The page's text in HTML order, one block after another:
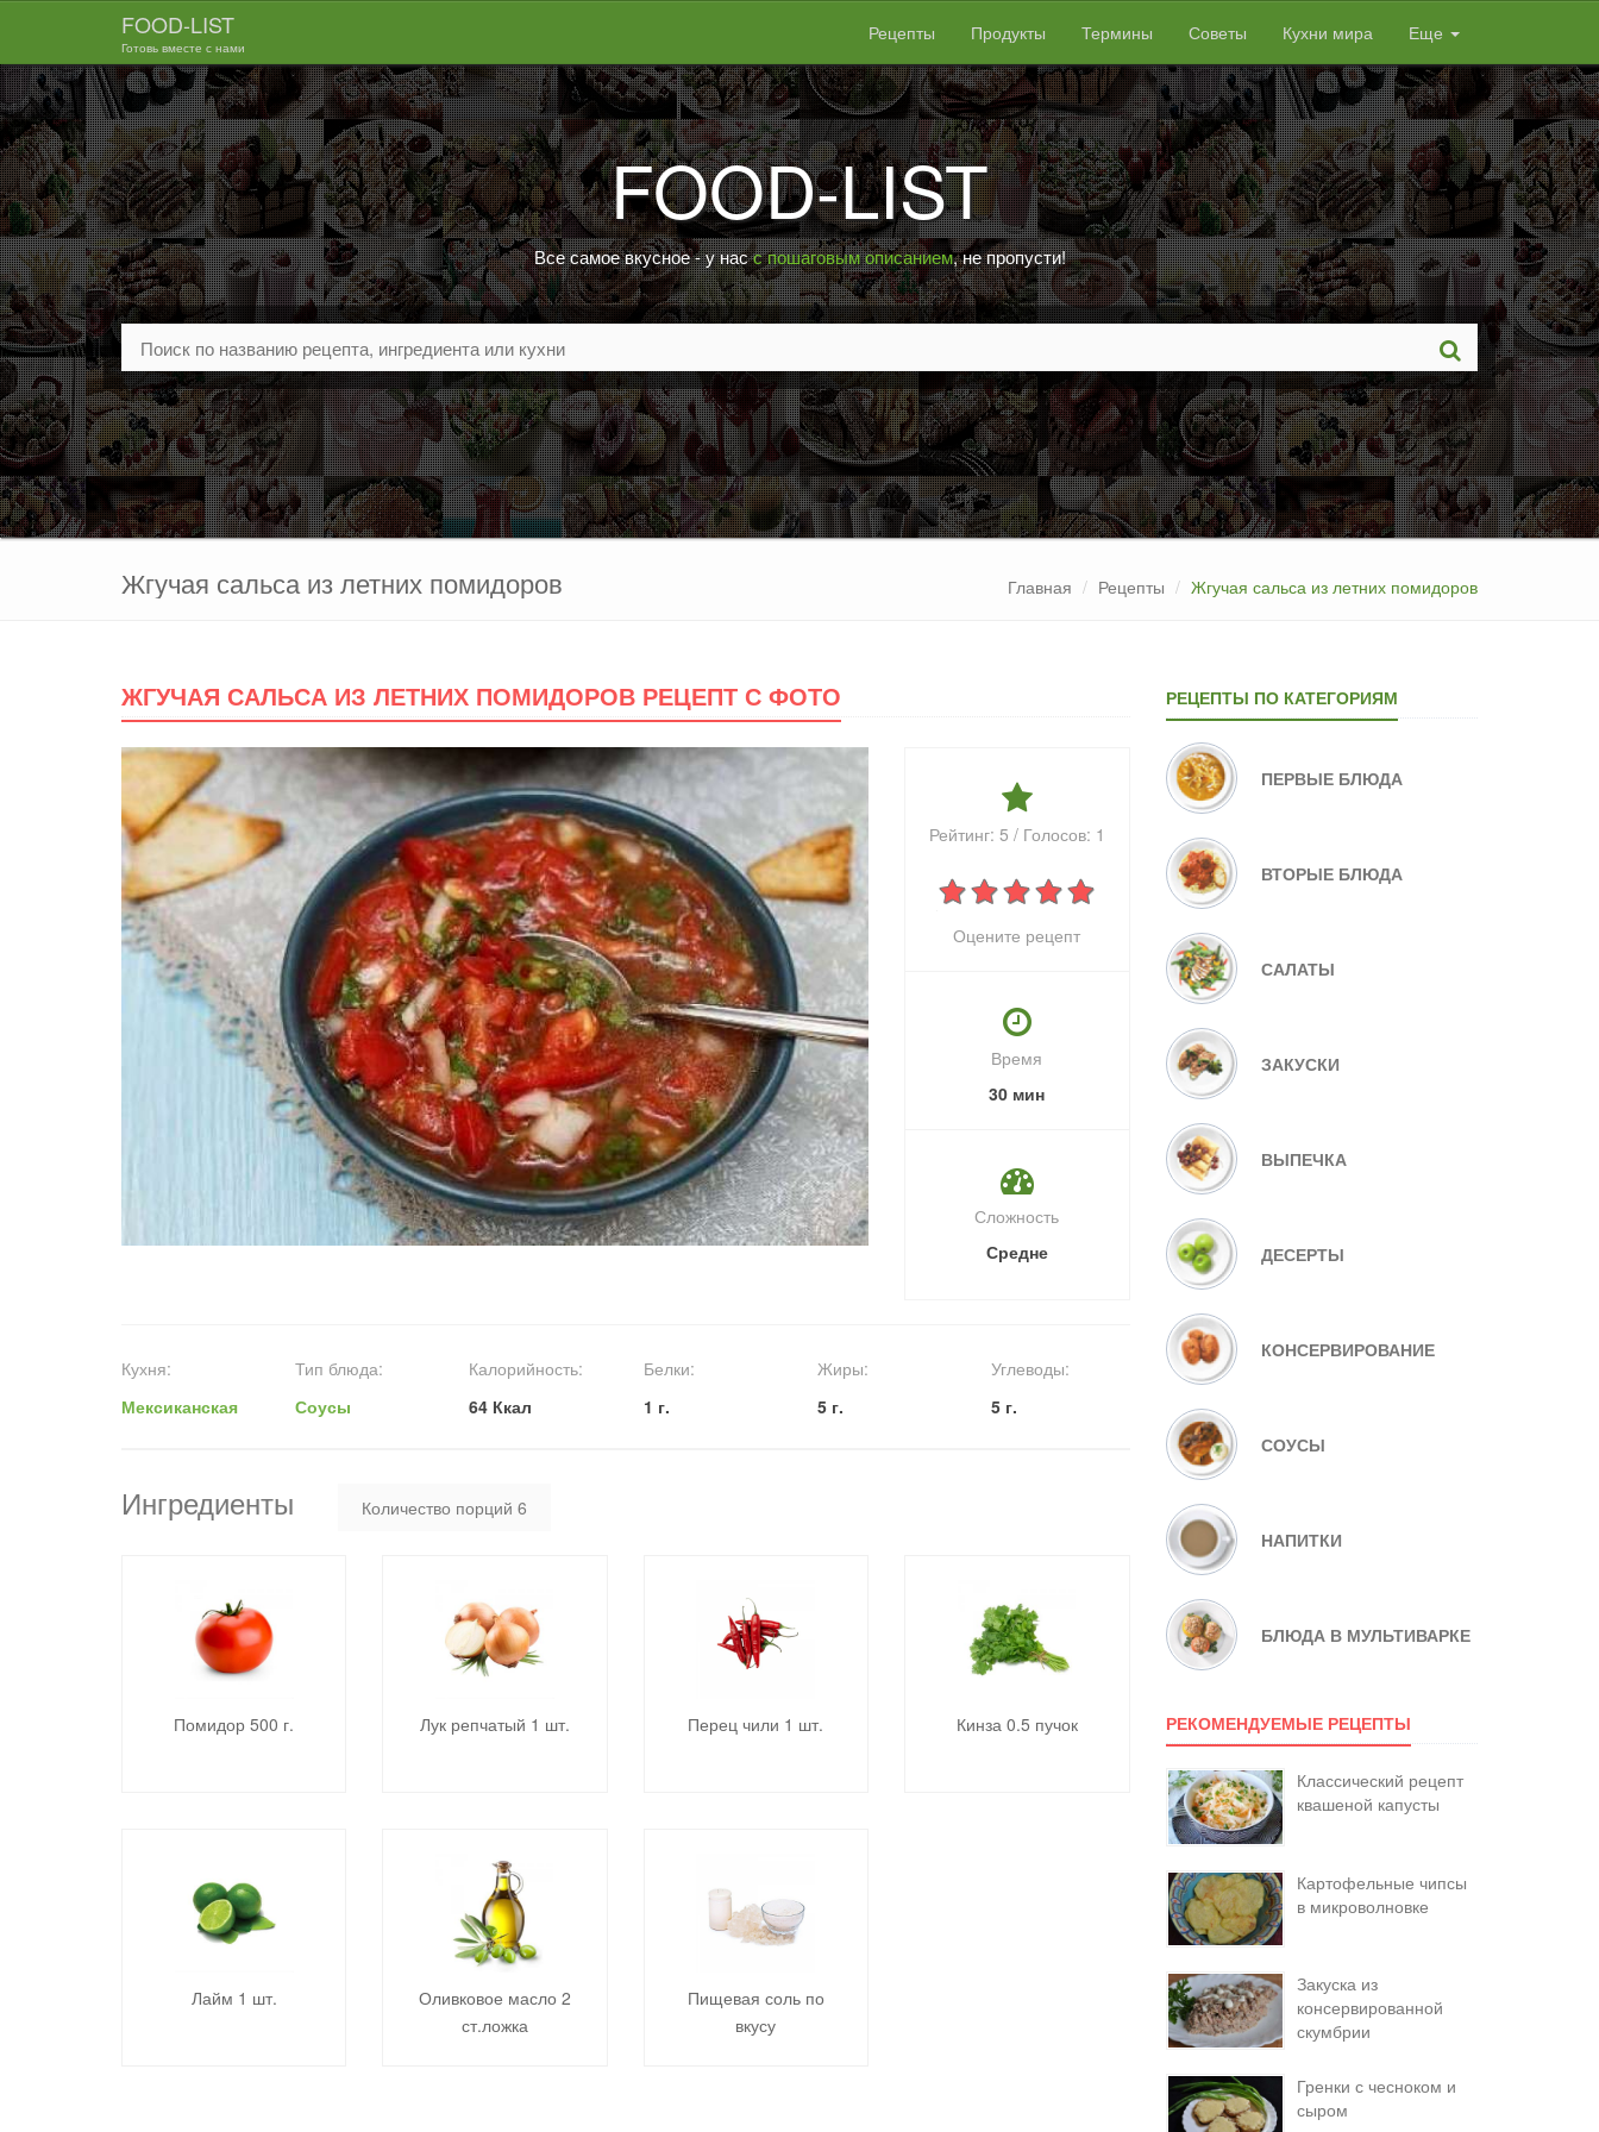
FOOD-LIST
Готовь вместе с нами
Рецепты Продукты Термины Советы Кухни мира Еще
FOOD-LIST
Все самое вкусное - у насс пошаговым описанием, не пропусти!
Жгучая сальса из летних помидоров Главная Рецепты Жгучая сальса из летних помидоров
ЖГУЧАЯ САЛЬСА ИЗ ЛЕТНИХ ПОМИДОРОВ РЕЦЕПТ С ФОТО
Рейтинг: 5 / Голосов: 1
Оцените рецепт
Время
30 мин
Сложность
Средне
Кухня:
Мексиканская
Тип блюда:
Соусы
Калорийность:
64 Ккал
Белки:
1 г.
Жиры:
5 г.
Углеводы:
5 г.
Ингредиенты Количество порций 6
Помидор 500 г. Лук репчатый 1 шт. Перец чили 1 шт. Кинза 0.5 пучок
Лайм 1 шт.
Оливковое масло 2
ст.ложка
Пищевая соль по
вкусу
РЕЦЕПТЫ ПО КАТЕГОРИЯМ
ПЕРВЫЕ БЛЮДА
ВТОРЫЕ БЛЮДА
САЛАТЫ
ЗАКУСКИ
ВЫПЕЧКА
ДЕСЕРТЫ
КОНСЕРВИРОВАНИЕ
СОУСЫ
НАПИТКИ
БЛЮДА В МУЛЬТИВАРКЕ
РЕКОМЕНДУЕМЫЕ РЕЦЕПТЫ
Классический рецепт
квашеной капусты
Картофельные чипсы
в микроволновке
Закуска из
консервированной
скумбрии
Гренки с чесноком и
сыром